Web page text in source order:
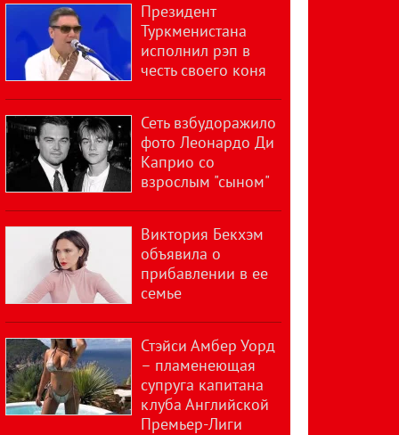
Президент
Туркменистана
исполнил рэп в
честь своего коня
Сеть взбудоражило
фото Леонардо Ди
Каприо со
взрослым "сыном"
Виктория Бекхэм
объявила о
прибавлении в ее
семье
Стэйси Амбер Уорд
– пламенеющая
супруга капитана
клуба Английской
Премьер-Лиги